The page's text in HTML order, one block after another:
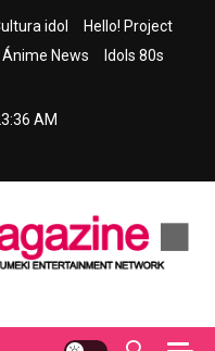
idol
Hello! Project
Ánime News
Idols 80s
AM